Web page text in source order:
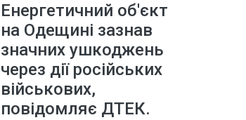
Енергетичний об'єкт
на Одещині зазнав
значних ушкоджень
через дії російських
військових,
повідомляє ДТЕК.